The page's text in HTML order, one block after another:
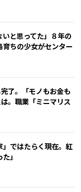
と思ってた」８年の
ちの少女がセンター
了。「モノもお金も
。職業「ミニマリス
」ではたらく現在。紅
」